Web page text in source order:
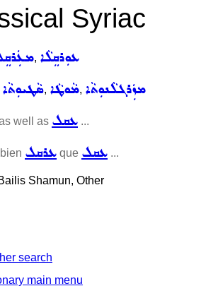
Syriac
, ܥܘܼܪܩܸܠܵܐ
ܣܵܛܝܘܼܬܵܐ, ܡܵܘܛܵܐ, ܡܙܲܪܓܠܵܢܘܼܬܵܐ
well as ܥܩܠ ...
ܥܪܩܠ que ܥܩܠ ...
Shamun, Other
search
main menu